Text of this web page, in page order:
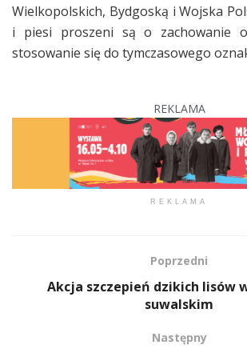
Wielkopolskich, Bydgoską i Wojska
i piesi proszeni są o zachowanie
stosowanie się do tymczasowego
REKLAMA
REKLAMA
Poprzedni
Akcja szczepień dzikich lisów
suwalskim
Następny